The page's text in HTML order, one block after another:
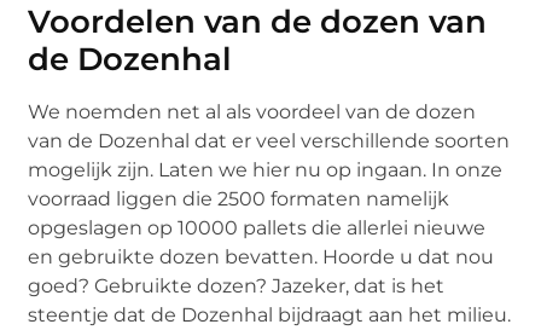
Voordelen van de dozen van
de Dozenhal
We noemden net al als voordeel van de dozen
van de Dozenhal dat er veel verschillende soorten
mogelijk zijn. Laten we hier nu op ingaan. In onze
voorraad liggen die 2500 formaten namelijk
opgeslagen op 10000 pallets die allerlei nieuwe
en gebruikte dozen bevatten. Hoorde u dat nou
goed? Gebruikte dozen? Jazeker, dat is het
steentje dat de Dozenhal bijdraagt aan het milieu.